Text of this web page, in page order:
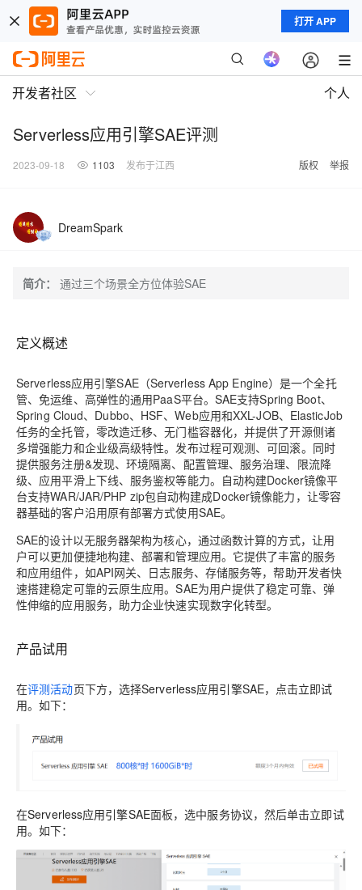
打开 APP
开发者社区 个人
Serverless应用引擎SAE评测
2023-09-18 1103 发布于江西 版权 举报
DreamSpark
简介： 通过三个场景全方位体验SAE
定义概述
Serverless应用引擎SAE（Serverless App Engine）是一个全托
管、免运维、高弹性的通用PaaS平台。SAE支持Spring Boot、
Spring Cloud、Dubbo、HSF、Web应用和XXL-JOB、ElasticJob
任务的全托管，零改造迁移、无门槛容器化，并提供了开源侧诸
多增强能力和企业级高级特性。发布过程可观测、可回滚。同时
提供服务注册&发现、环境隔离、配置管理、服务治理、限流降
级、应用平滑上下线、服务鉴权等能力。自动构建Docker镜像平
台支持WAR/JAR/PHP zip包自动构建成Docker镜像能力，让零容
器基础的客户沿用原有部署方式使用SAE。
SAE的设计以无服务器架构为核心，通过函数计算的方式，让用
户可以更加便捷地构建、部署和管理应用。它提供了丰富的服务
和应用组件，如API网关、日志服务、存储服务等，帮助开发者快
速搭建稳定可靠的云原生应用。SAE为用户提供了稳定可靠、弹
性伸缩的应用服务，助力企业快速实现数字化转型。
产品试用
在评测活动页下方，选择Serverless应用引擎SAE，点击立即试
用。如下：
在Serverless应用引擎SAE面板，选中服务协议，然后单击立即试
用。如下：